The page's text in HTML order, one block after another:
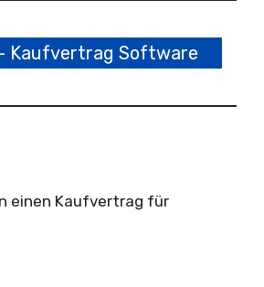
Kaufvertrag Software
einen Kaufvertrag für